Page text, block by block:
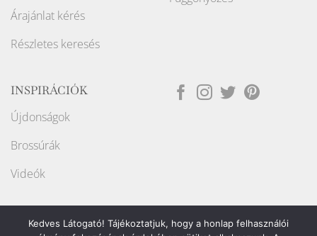
Árajánlat kérés
Részletes keresés
INSPIRÁCIÓK
Újdonságok
Brossúrák
Videók
Kedves Látogató! Tájékoztatjuk, hogy a honlap felhasználói